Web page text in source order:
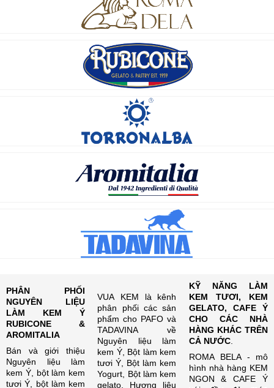
PHÂN PHỐI
NGUYÊN LIỆU
LÀM KEM Ý
RUBICONE &
AROMITALIA
Bán và giới thiệu
Nguyên liệu làm
kem Ý, bột làm kem
tươi Ý, bột làm kem
VUA KEM là kênh
phân phối các sản
phẩm cho PAFO và
TADAVINA về
Nguyên liệu làm
kem Ý, Bột làm kem
tươi Ý, Bột làm kem
Yogurt, Bột làm kem
gelato, Hương liệu
KỸ NĂNG LÀM
KEM TƯƠI, KEM
GELATO, CAFE Ý
CHO CÁC NHÀ
HÀNG KHÁC TRÊN
CẢ NƯỚC.
ROMA BELA - mô
hình nhà hàng KEM
NGON & CAFE Ý